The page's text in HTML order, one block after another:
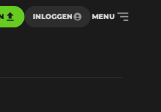
INLOGGEN MENU